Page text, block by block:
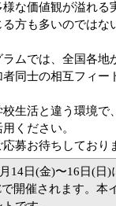
様な価値観が溢れる
る方も多いのではな
ラムでは、全国各地
者同士の相互フィー
校生活と違う環境で
ください。
応募お待ちしており
14日(金)〜16日(日)
開催されます。本